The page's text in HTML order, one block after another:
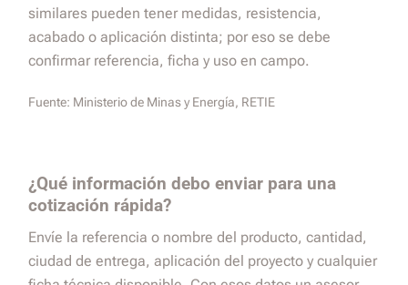
similares pueden tener medidas, resistencia,
acabado o aplicación distinta; por eso se debe
confirmar referencia, ficha y uso en campo.
Fuente: Ministerio de Minas y Energía, RETIE
¿Qué información debo enviar para una
cotización rápida?
Envíe la referencia o nombre del producto, cantidad,
ciudad de entrega, aplicación del proyecto y cualquier